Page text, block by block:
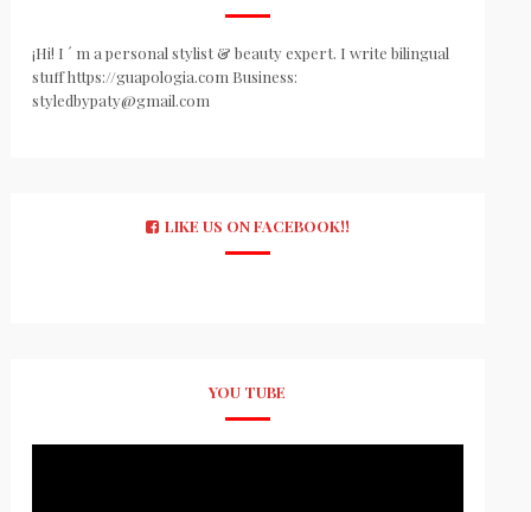
¡Hi! I ´ m a personal stylist & beauty expert. I write bilingual
stuff https://guapologia.com Business:
styledbypaty@gmail.com
LIKE US ON FACEBOOK!!
YOU TUBE